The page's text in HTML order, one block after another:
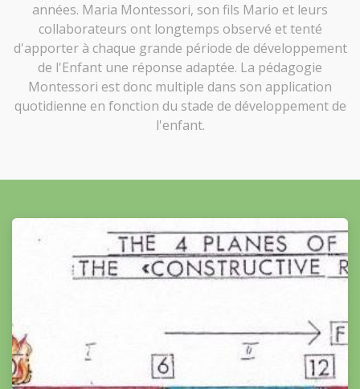
années. Maria Montessori, son fils Mario et leurs
collaborateurs ont longtemps observé et tenté
d'apporter à chaque grande période de développement
de l'Enfant une réponse adaptée. La pédagogie
Montessori est donc multiple dans son application
quotidienne en fonction du stade de développement de
l'enfant.